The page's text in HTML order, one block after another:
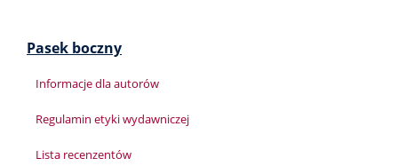
Pasek boczny
Informacje dla autorów
Regulamin etyki wydawniczej
Lista recenzentów